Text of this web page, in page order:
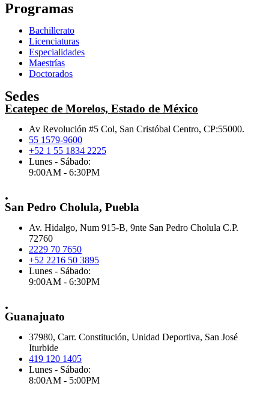
Programas
Bachillerato
Licenciaturas
Especialidades
Maestrías
Doctorados
Sedes
Ecatepec de Morelos, Estado de México
Av Revolución #5 Col, San Cristóbal Centro, CP:55000.
55 1579-9600
+52 1 55 1834 2225
Lunes - Sábado:
9:00AM - 6:30PM
.
San Pedro Cholula, Puebla
Av. Hidalgo, Num 915-B, 9nte San Pedro Cholula C.P.
72760
2229 70 7650
+52 2216 50 3895
Lunes - Sábado:
9:00AM - 6:30PM
.
Guanajuato
37980, Carr. Constitución, Unidad Deportiva, San José
Iturbide
419 120 1405
Lunes - Sábado:
8:00AM - 5:00PM